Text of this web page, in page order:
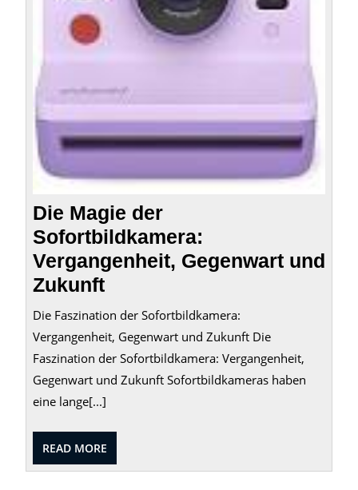
Die Magie der
Sofortbildkamera:
Vergangenheit, Gegenwart und
Zukunft
Die Faszination der Sofortbildkamera:
Vergangenheit, Gegenwart und Zukunft Die
Faszination der Sofortbildkamera: Vergangenheit,
Gegenwart und Zukunft Sofortbildkameras haben
eine lange[...]
READ MORE
MORE